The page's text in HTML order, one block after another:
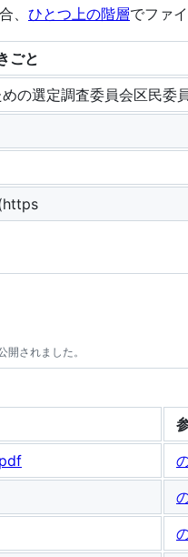
、 ひとつ上の階層でファ
ごと
の選定調査委員会区民委
されました。